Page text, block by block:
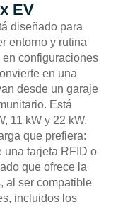
EV
diseñado para
entorno y rutina
configuraciones
en una
desde un garaje
Está
11 kW y 22 kW.
que prefiera:
una tarjeta RFID o
que ofrece la
al ser compatible
incluidos los